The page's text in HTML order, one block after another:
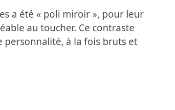
a été « poli miroir », pour leur
au toucher. Ce contraste
personnalité, à la fois bruts et